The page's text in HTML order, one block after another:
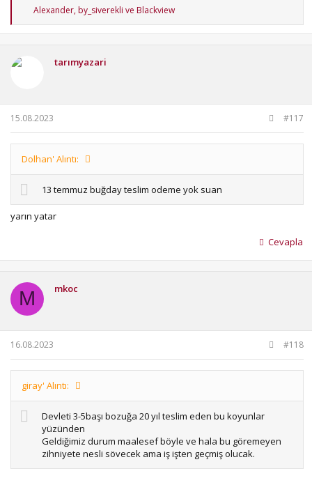
T
p
Alexander,by_siverekli ve Blackview
tarımyazari
15.08.2023 #117
Dolhan' Alıntı:
13 temmuz buğday teslim odeme yok suan
yarın yatar
Cevapla
M mkoc
16.08.2023 #118
giray' Alıntı:
Devleti 3-5başı bozuğa 20 yıl teslim eden bu koyunlar
yüzünden
Geldiğimiz durum maalesef böyle ve hala bu göremeyen
zihniyete nesli sövecek ama iş işten geçmiş olucak.